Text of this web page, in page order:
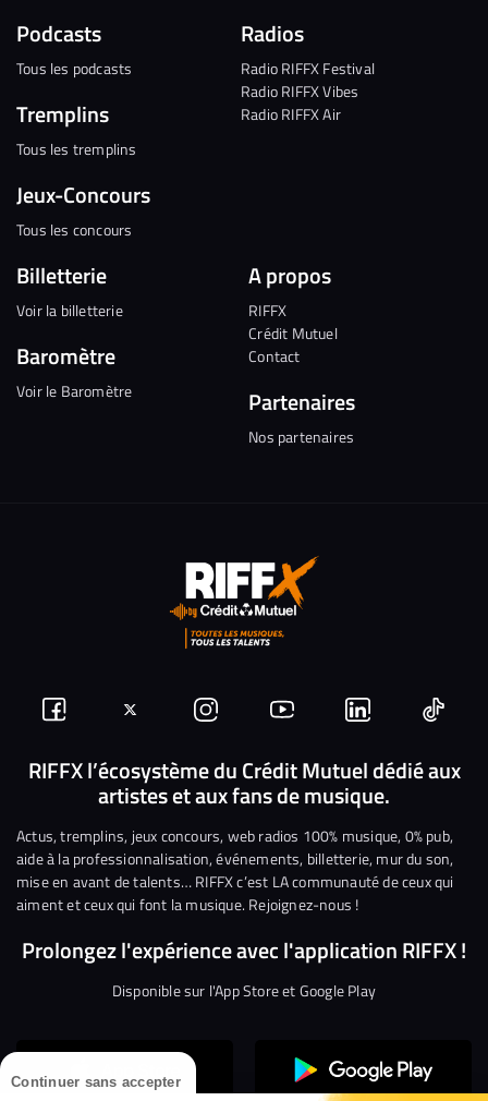
Continuer sans accepter
Podcasts
Tous les podcasts
Tremplins
Tous les tremplins
Jeux-Concours
Tous les concours
Radios
Radio RIFFX Festival
Radio RIFFX Vibes
Radio RIFFX Air
Billetterie
Voir la billetterie
Baromètre
Voir le Baromètre
A propos
RIFFX
Crédit Mutuel
Contact
Partenaires
Nos partenaires
Suivez-
nous
Facebook
Suivez-
nous
sur
Twitter
Nous
rejoindre
sur
Instagram
Nous
rejoindre
sur
YouTube
Nous
rejoindre
sur
Linkedin
Nous
RIFFX l’écosystème du Crédit Mutuel dédié aux
artistes et aux fans de musique.
Actus, tremplins, jeux concours, web radios 100% musique, 0% pub,
aide à la professionnalisation, événements, billetterie, mur du son,
mise en avant de talents… RIFFX c’est LA communauté de ceux qui
aiment et ceux qui font la musique. Rejoignez-nous !
Prolongez l'expérience avec l'application RIFFX !
Disponible sur l'App Store et Google Play